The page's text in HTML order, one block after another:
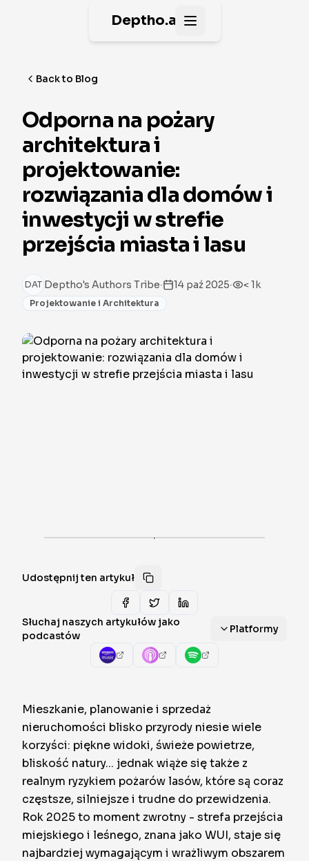
Deptho.ai Open main menu
Back to Blog
Odporna na pożary
architektura i
projektowanie:
rozwiązania dla domów i
inwestycji w strefie
przejścia miasta i lasu
DAT Deptho's Authors Tribe· 14 paź 2025· < 1k
Projektowanie i Architektura
·
Udostępnij ten artykuł
Słuchaj naszych artykułów jako
podcastów
Platformy
Mieszkanie, planowanie i sprzedaż
nieruchomości blisko przyrody niesie wiele
korzyści: piękne widoki, świeże powietrze,
bliskość natury... jednak wiąże się także z
realnym ryzykiem pożarów lasów, które są coraz
częstsze, silniejsze i trudne do przewidzenia.
Rok 2025 to moment zwrotny - strefa przejścia
miejskiego i leśnego, znana jako WUI, staje się
najbardziej wymagającym i wrażliwym obszarem